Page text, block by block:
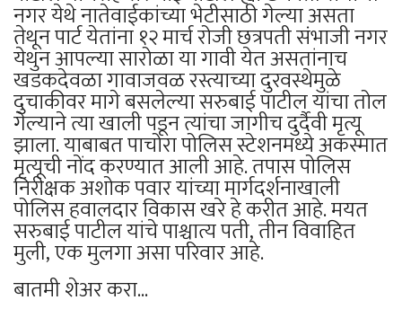
नगर येथे नातेवाईकांच्या भेटीसाठी गेल्या असता
तेथून पार्ट येतांना १२ मार्च रोजी छत्रपती संभाजी नगर
येथुन आपल्या सारोळा या गावी येत असतांनाच
खडकदेवळा गावाजवळ रस्त्याच्या दुरवस्थेमुळे
दुचाकीवर मागे बसलेल्या सरुबाई पाटील यांचा तोल
गेल्याने त्या खाली पडून त्यांचा जागीच दुर्दैवी मृत्यू
झाला. याबाबत पाचोरा पोलिस स्टेशनमध्ये अकस्मात
मृत्यूची नोंद करण्यात आली आहे. तपास पोलिस
निरीक्षक अशोक पवार यांच्या मार्गदर्शनाखाली
पोलिस हवालदार विकास खरे हे करीत आहे. मयत
सरुबाई पाटील यांचे पाश्चात्य पती, तीन विवाहित
मुली, एक मुलगा असा परिवार आहे.
बातमी शेअर करा...